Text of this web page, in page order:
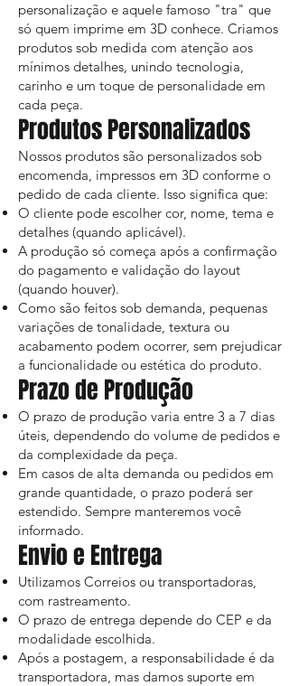
personalização e aquele famoso "tra" que
só quem imprime em 3D conhece. Criamos
produtos sob medida com atenção aos
mínimos detalhes, unindo tecnologia,
carinho e um toque de personalidade em
cada peça.
Produtos Personalizados
Nossos produtos são personalizados sob
encomenda, impressos em 3D conforme o
pedido de cada cliente. Isso significa que:
O cliente pode escolher cor, nome, tema e
detalhes (quando aplicável).
A produção só começa após a confirmação
do pagamento e validação do layout
(quando houver).
Como são feitos sob demanda, pequenas
variações de tonalidade, textura ou
acabamento podem ocorrer, sem prejudicar
a funcionalidade ou estética do produto.
Prazo de Produção
O prazo de produção varia entre 3 a 7 dias
úteis, dependendo do volume de pedidos e
da complexidade da peça.
Em casos de alta demanda ou pedidos em
grande quantidade, o prazo poderá ser
estendido. Sempre manteremos você
informado.
Envio e Entrega
Utilizamos Correios ou transportadoras,
com rastreamento.
O prazo de entrega depende do CEP e da
modalidade escolhida.
Após a postagem, a responsabilidade é da
transportadora, mas damos suporte em